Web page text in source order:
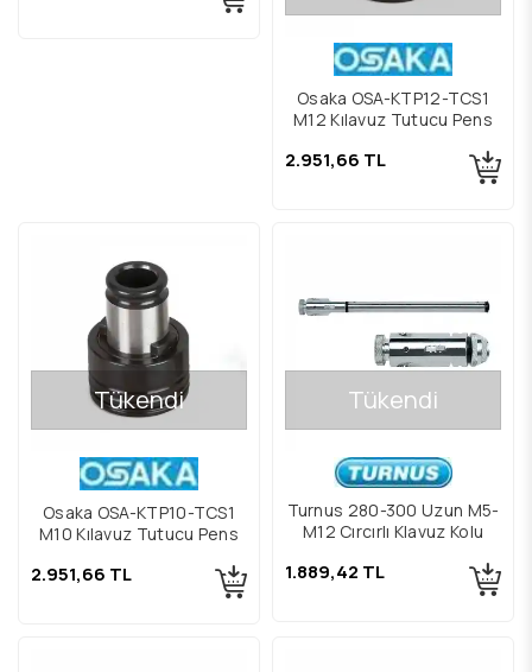
Osaka OSA-KTP12-TCS1
M12 Kılavuz Tutucu Pens
2.951,66 TL
Tükendi
Osaka OSA-KTP10-TCS1
M10 Kılavuz Tutucu Pens
2.951,66 TL
Tükendi
Turnus 280-300 Uzun M5-
M12 Cırcırlı Klavuz Kolu
1.889,42 TL